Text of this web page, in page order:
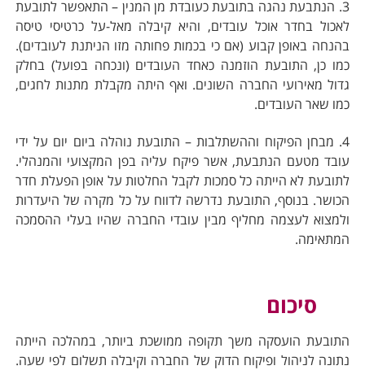
3. הנתבעת נהגה בתובעת כעובדת מן המנין – התאפשר לתובעת
לאכול בחדר אוכל עובדים, והיא קיבלה מאל-על כרטיסי טיסה
בהנחה באופן קבוע (אם כי בכמות פחותה מזו הניתנת לעובדים).
כמו כן, התובעת הוזמנה כאחד העובדים (ונכחה בפועל) בחלק
גדול מאירועי החברה השונים. ואף היתה מקבלת מתנות לחגים,
כמו שאר העובדים.
4. מבחן הפיקוח וההשתלבות – התובעת נוהלה ביום יום על ידי
עובד מטעם הנתבעת, אשר פיקח עליה בפן המקצועי והמנהלי.
לתובעת לא הייתה כל סמכות לקבל החלטות על אופן הפעלת חדר
הכושר. בנוסף, התובעת נדרשה לדווח על כל מקרה של היעדרות
ולמצוא לעצמה מחליף מבין עובדי החברה שהיו בעלי ההסמכה
המתאימה.
סיכום
התובעת הועסקה משך תקופה ממושכת ביותר, במהלכה הייתה
נתונה לניהול ופיקוח הדוק של החברה וקיבלה תשלום לפי שעה.